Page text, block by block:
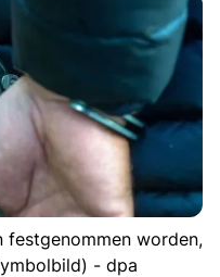
festgenommen worden,
- dpa